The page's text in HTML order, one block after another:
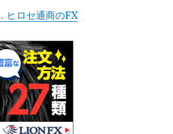
ヒロセ通商のFX